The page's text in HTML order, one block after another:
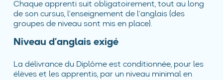
Chaque apprenti suit obligatoirement, tout au long
de son cursus, l’enseignement de l’anglais (des
groupes de niveau sont mis en place).
Niveau d’anglais exigé
La délivrance du Diplôme est conditionnée, pour les
élèves et les apprentis, par un niveau minimal en